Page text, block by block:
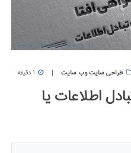
طراحی سایت وب سایت 1 دقیقه
اطلاعات یا